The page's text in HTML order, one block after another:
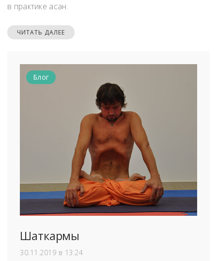
в практике асан.
ЧИТАТЬ ДАЛЕЕ
Блог
Шаткармы
30.11.2019 в 13:24